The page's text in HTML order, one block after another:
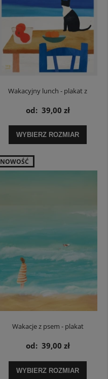
Wakacyjny lunch - plakat z
kotem
od: 39,00 zł
WYBIERZ ROZMIAR
Wakacje z psem - plakat
od: 39,00 zł
WYBIERZ ROZMIAR
NOWOŚĆ